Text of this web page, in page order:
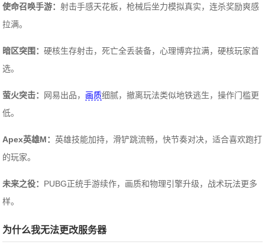
使命召唤手游：射击手感天花板，枪械后坐力模拟真实，连杀奖励爽感
拉满。
暗区突围：硬核生存射击，死亡全丢装备，心理博弈拉满，硬核玩家首
选。
萤火突击： 网易出品， 画质细腻，撤离玩法类似地铁逃生，操作门槛更
低。
Apex英雄M：英雄技能加持，滑铲跳流畅，快节奏对决，适合喜欢跑打
的玩家。
未来之役： PUBG正统手游续作，画质和物理引擎升级，战术玩法更多
样。
为什么我无法更改服务器